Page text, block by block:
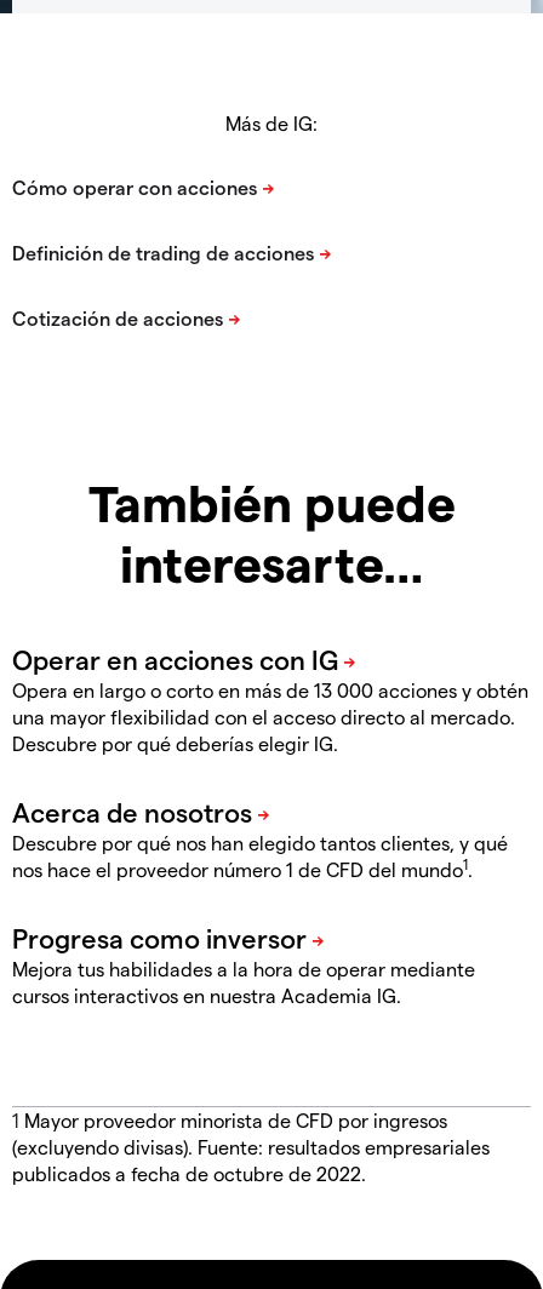
Más de IG:
También puede
interesarte…
Opera en largo o corto en más de 13 000 acciones y obtén
una mayor flexibilidad con el acceso directo al mercado.
Descubre por qué deberías elegir IG.
Descubre por qué nos han elegido tantos clientes, y qué
nos hace el proveedor número 1 de CFD del mundo1.
Mejora tus habilidades a la hora de operar mediante
cursos interactivos en nuestra Academia IG.
1 Mayor proveedor minorista de CFD por ingresos
(excluyendo divisas). Fuente: resultados empresariales
publicados a fecha de octubre de 2022.